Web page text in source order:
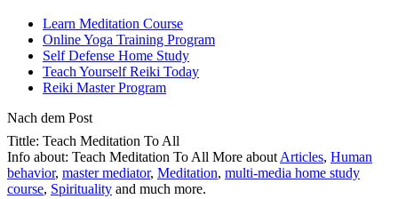
Learn Meditation Course
Online Yoga Training Program
Self Defense Home Study
Teach Yourself Reiki Today
Reiki Master Program
Nach dem Post
Tittle: Teach Meditation To All
Info about: Teach Meditation To All More about Articles, Human
behavior, master mediator, Meditation, multi-media home study
course, Spirituality and much more.